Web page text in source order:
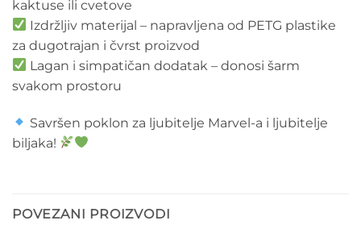
kaktuse ili cvetove
Izdržljiv materijal – napravljena od PETG plastike
za dugotrajan i čvrst proizvod
Lagan i simpatičan dodatak – donosi šarm
svakom prostoru
Savršen poklon za ljubitelje Marvel-a i ljubitelje
biljaka!
POVEZANI PROIZVODI